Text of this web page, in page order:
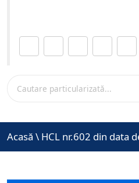
Acasă \ HCL nr.602 din data